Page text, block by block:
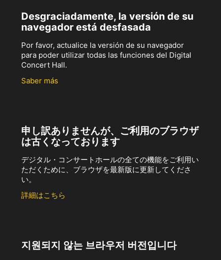
Desgraciadamente, la versión de su
navegador está desfasada
Por favor, actualice la versión de su navegador
para poder utilizar todas las funciones del Digital
Concert Hall.
Saber más
申し訳ありませんが、ご利用のブラウザ
は古くなっております
デジタル・コンサートホールの全ての機能をご利用い
ただくために、ブラウザを最新版に更新してくださ
い。
詳細はこちら
지원되지 않는 브라우저 버전입니다